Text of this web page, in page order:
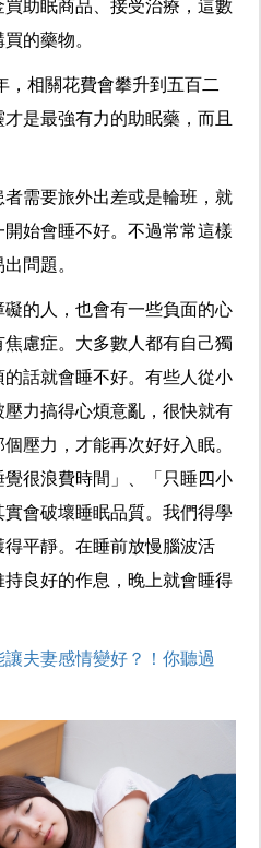
助眠商品、接受治療，這數
的藥物。
，相關花費會攀升到五百二
是最強有力的助眠藥，而且
需要旅外出差或是輪班，就
始會睡不好。不過常常這樣
問題。
的人，也會有一些負面的心
慮症。大多數人都有自己獨
話就會睡不好。有些人從小
力搞得心煩意亂，很快就有
壓力，才能再次好好入眠。
很浪費時間」、「只睡四小
會破壞睡眠品質。我們得學
平靜。在睡前放慢腦波活
良好的作息，晚上就會睡得
夫妻感情變好？！你聽過